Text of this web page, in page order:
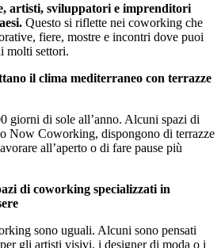
artisti, sviluppatori e imprenditori
Questo si riflette nei coworking che
fiere, mostre e incontri dove puoi
molti settori.
il clima mediterraneo con terrazze
giorni di sole all’anno. Alcuni spazi di
Now Coworking, dispongono di terrazze
all’aperto o di fare pause più
di coworking specializzati in
sono uguali. Alcuni sono pensati
gli artisti visivi, i designer di moda o i